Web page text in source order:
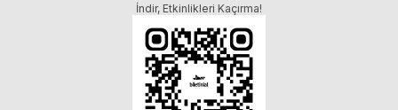
İndir, Etkinlikleri Kaçırma!